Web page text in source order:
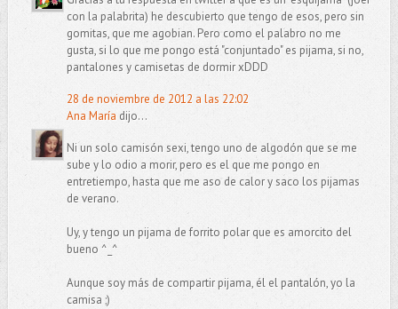
con la palabrita) he descubierto que tengo de esos, pero sin
gomitas, que me agobian. Pero como el palabro no me
gusta, si lo que me pongo está "conjuntado" es pijama, si no,
pantalones y camisetas de dormir xDDD
28 de noviembre de 2012 a las 22:02
Ana María dijo...
Ni un solo camisón sexi, tengo uno de algodón que se me
sube y lo odio a morir, pero es el que me pongo en
entretiempo, hasta que me aso de calor y saco los pijamas
de verano.
Uy, y tengo un pijama de forrito polar que es amorcito del
bueno ^_^
Aunque soy más de compartir pijama, él el pantalón, yo la
camisa ;)